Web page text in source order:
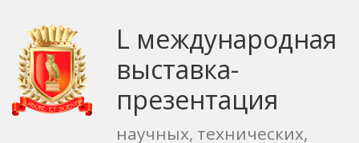
L международная
выставка-
презентация
научных, технических,